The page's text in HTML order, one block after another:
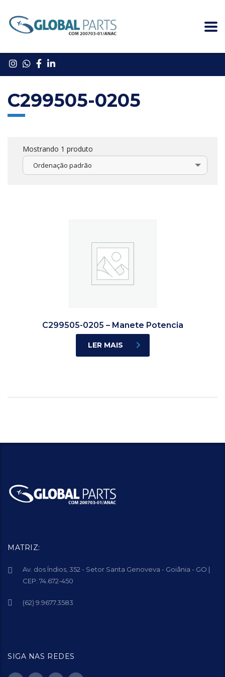
C299505-0205
Mostrando 1 produto
Ordenação padrão
C299505-0205 – Manete Potencia
LER MAIS
MATRIZ:
Av. dos Índios, 352 - Setor Santa Genoveva - Goiânia - GO |
CEP: 74.672-450
(62) 9.9677.3583
SIGA NAS REDES